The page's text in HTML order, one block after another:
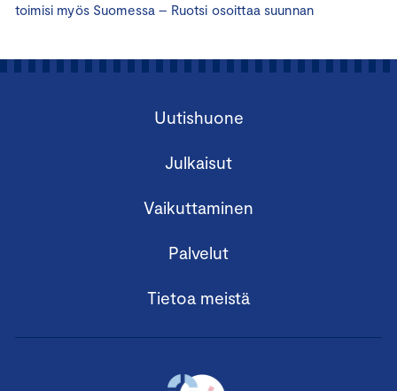
toimisi myös Suomessa – Ruotsi osoittaa suunnan
Uutishuone
Julkaisut
Vaikuttaminen
Palvelut
Tietoa meistä